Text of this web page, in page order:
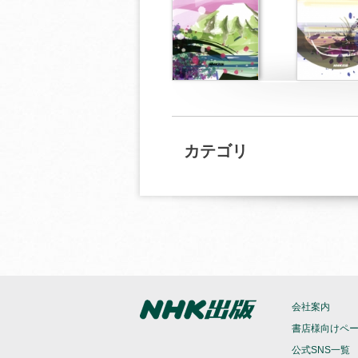
カテゴリ
会社案内
書店様向けペ
公式SNS一覧